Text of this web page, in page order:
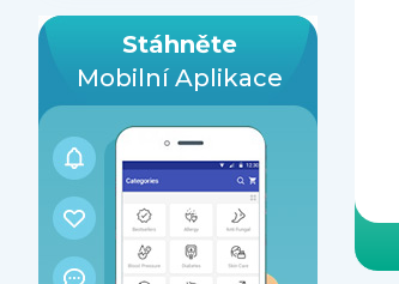
Stáhněte
Mobilní Aplikace